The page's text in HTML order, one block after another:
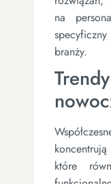
na
branży.
które